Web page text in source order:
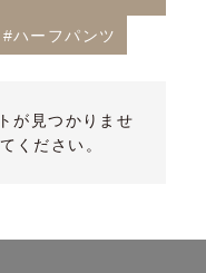
#ハーフパンツ
が見つかりませ
ください。